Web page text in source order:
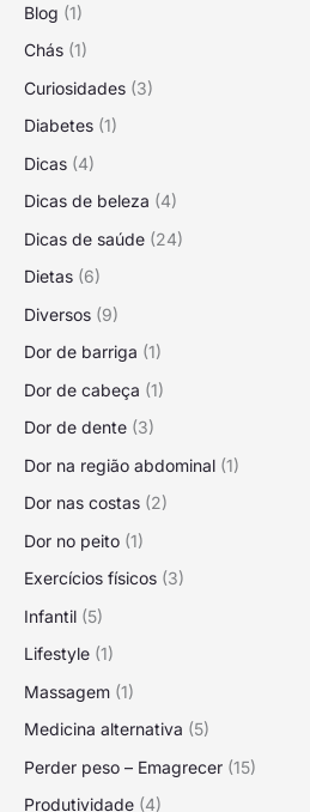
Blog (1)
Chás (1)
Curiosidades (3)
Diabetes (1)
Dicas (4)
Dicas de beleza (4)
Dicas de saúde (24)
Dietas (6)
Diversos (9)
Dor de barriga (1)
Dor de cabeça (1)
Dor de dente (3)
Dor na região abdominal (1)
Dor nas costas (2)
Dor no peito (1)
Exercícios físicos (3)
Infantil (5)
Lifestyle (1)
Massagem (1)
Medicina alternativa (5)
Perder peso – Emagrecer (15)
Produtividade (4)